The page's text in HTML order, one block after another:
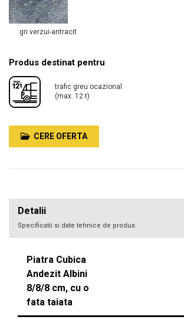
gri verzui-antracit
Produs destinat pentru
trafic greu ocazional
(max. 12 t)
CERE OFERTA
Detalii
Specificatii si date tehnice de produs
Piatra Cubica
Andezit Albini
8/8/8 cm, cu o
fata taiata